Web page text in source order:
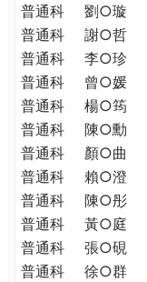
普通科
劉○璇
普通科
謝○哲
普通科
李○珍
普通科
曾○媛
普通科
楊○筠
普通科
陳○勳
普通科
顏○曲
普通科
賴○澄
普通科
陳○彤
普通科
黃○庭
普通科
張○硯
普通科
徐○群